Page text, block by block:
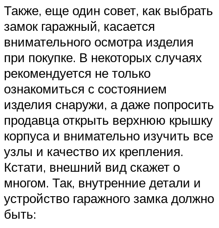
Также, еще один совет, как выбрать
замок гаражный, касается
внимательного осмотра изделия
при покупке. В некоторых случаях
рекомендуется не только
ознакомиться с состоянием
изделия снаружи, а даже попросить
продавца открыть верхнюю крышку
корпуса и внимательно изучить все
узлы и качество их крепления.
Кстати, внешний вид скажет о
многом. Так, внутренние детали и
устройство гаражного замка должно
быть: